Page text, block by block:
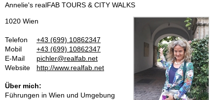
Annelie's realFAB TOURS & CITY WALKS
1020 Wien
Telefon
+43 (699) 10862347
Mobil
+43 (699) 10862347
E-Mail
pichler@realfab.net
Website
http://www.realfab.net
Über mich:
Führungen in Wien und Umgebung